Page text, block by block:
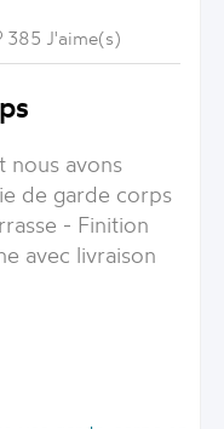
385 J'aime(s)
nous avons
de garde corps
- Finition
avec livraison